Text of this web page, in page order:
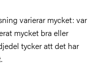
varierar mycket: var
mycket bra eller
tycker att det har